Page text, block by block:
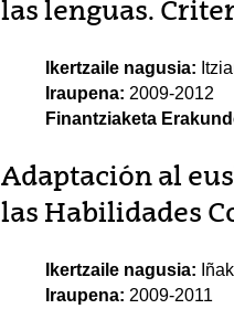
las lenguas.
Ikertzaile nagusia:
Iraupena: 2009-2012
Finantziaketa
Adaptación al
las Habilidades
Ikertzaile nagusia:
Iraupena: 2009-2011